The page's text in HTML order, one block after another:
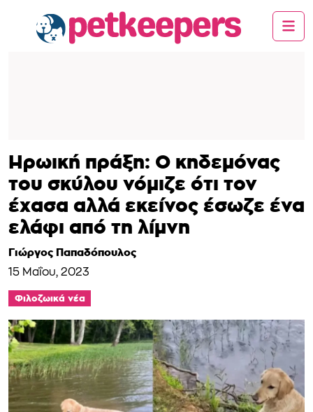
Ηρωική πράξη: Ο κηδεμόνας
του σκύλου νόμιζε ότι τον
έχασα αλλά εκείνος έσωζε ένα
ελάφι από τη λίμνη
Γιώργος Παπαδόπουλος
15 Μαΐου, 2023
Φιλοζωικά νέα